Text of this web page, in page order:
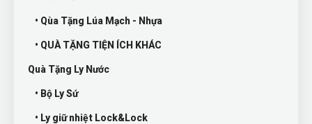
• Qùa Tặng Lúa Mạch - Nhựa
• QUÀ TẶNG TIỆN ÍCH KHÁC
Quà Tặng Ly Nước
• Bộ Ly Sứ
• Ly giữ nhiệt Lock&Lock